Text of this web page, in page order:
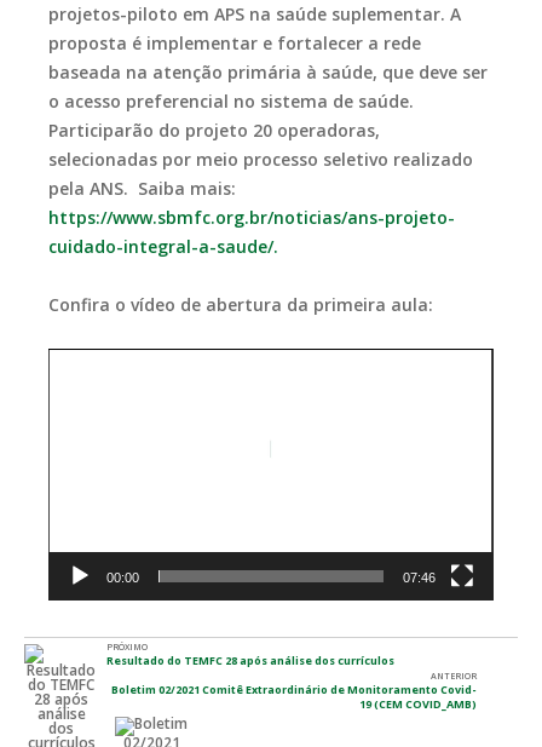
projetos-piloto em APS na saúde suplementar. A
proposta é implementar e fortalecer a rede
baseada na atenção primária à saúde, que deve ser
o acesso preferencial no sistema de saúde.
Participarão do projeto 20 operadoras,
selecionadas por meio processo seletivo realizado
pela ANS. Saiba mais:
https://www.sbmfc.org.br/noticias/ans-projeto-
cuidado-integral-a-saude/.
Confira o vídeo de abertura da primeira aula:
00:00 07:46
PRÓXIMO
Resultado do TEMFC 28 após análise dos currículos
ANTERIOR
Boletim 02/2021 Comitê Extraordinário de Monitoramento Covid-
19 (CEM COVID_AMB)